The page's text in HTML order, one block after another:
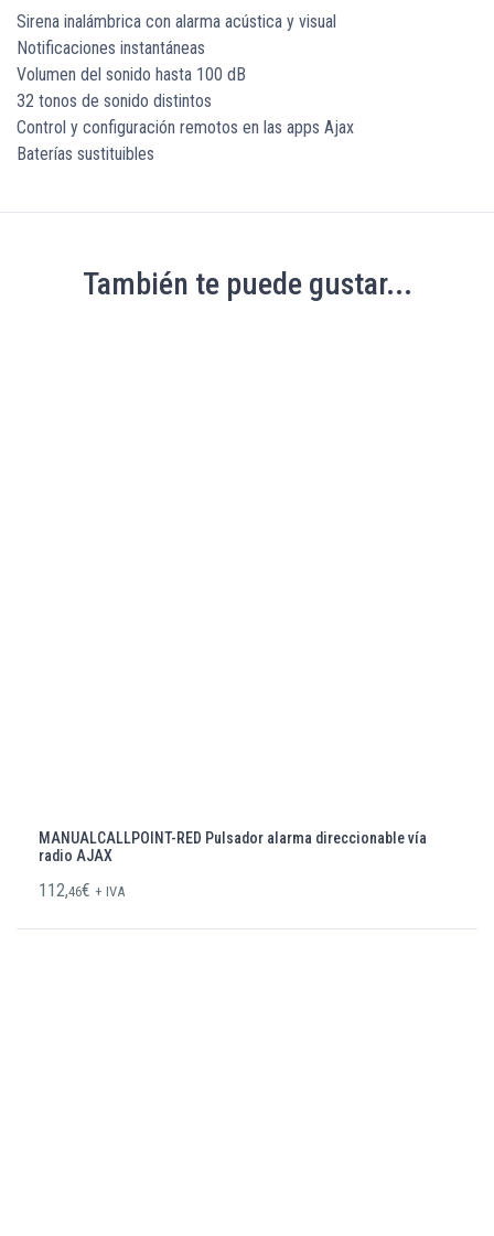
Sirena inalámbrica con alarma acústica y visual
Notificaciones instantáneas
Volumen del sonido hasta 100 dB
32 tonos de sonido distintos
Control y configuración remotos en las apps Ajax
Baterías sustituibles
También te puede gustar...
MANUALCALLPOINT-RED Pulsador alarma direccionable vía
radio AJAX
112,46€ + IVA